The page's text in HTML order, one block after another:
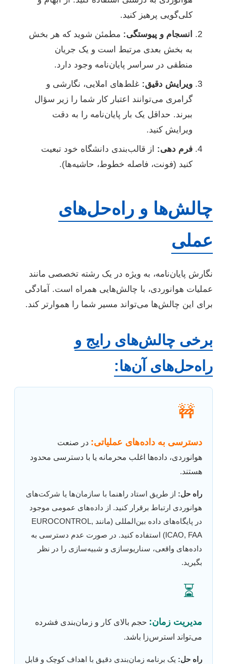
کلی‌گویی پرهیز کنید.
انسجام و پیوستگی: مطمئن شوید که هر بخش
به بخش بعدی مرتبط است و یک جریان
منطقی در سراسر پایان‌نامه وجود دارد.
ویرایش دقیق: غلط‌های املایی، نگارشی و
گرامری می‌توانند اعتبار کار شما را زیر سؤال
ببرند. حداقل یک بار پایان‌نامه را به دقت
ویرایش کنید.
فرم دهی: از قالب‌بندی دانشگاه خود تبعیت
کنید (فونت، فاصله خطوط، حاشیه‌ها).
چالش‌ها و راه‌حل‌های
عملی
نگارش پایان‌نامه، به ویژه در یک رشته تخصصی مانند
عملیات هوانوردی، با چالش‌هایی همراه است. آمادگی
برای این چالش‌ها می‌تواند مسیر شما را هموارتر کند.
برخی چالش‌های رایج و
راه‌حل‌های آن‌ها:
🚧
دسترسی به داده‌های عملیاتی: در صنعت
هوانوردی، داده‌ها اغلب محرمانه یا با دسترسی محدود
هستند.
راه حل: از طریق استاد راهنما با سازمان‌ها یا شرکت‌های
هوانوردی ارتباط برقرار کنید. از داده‌های عمومی موجود
در پایگاه‌های داده بین‌المللی (مانند EUROCONTROL,
ICAO, FAA) استفاده کنید. در صورت عدم دسترسی به
داده‌های واقعی، سناریوسازی و شبیه‌سازی را در نظر
بگیرید.
⏳
مدیریت زمان: حجم بالای کار و زمان‌بندی فشرده
می‌تواند استرس‌زا باشد.
راه حل: یک برنامه زمان‌بندی دقیق با اهداف کوچک و قابل